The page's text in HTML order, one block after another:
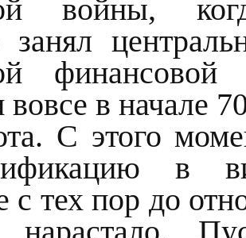
войны,
занял
финансовой
вовсе в начале
С этого
в
с тех пор до